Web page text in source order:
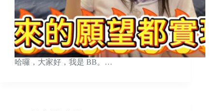
哈囉，大家好，我是 BB。…